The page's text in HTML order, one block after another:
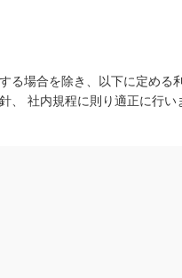
る場合を除き、以下に定める
社内規程に則り適正に行い